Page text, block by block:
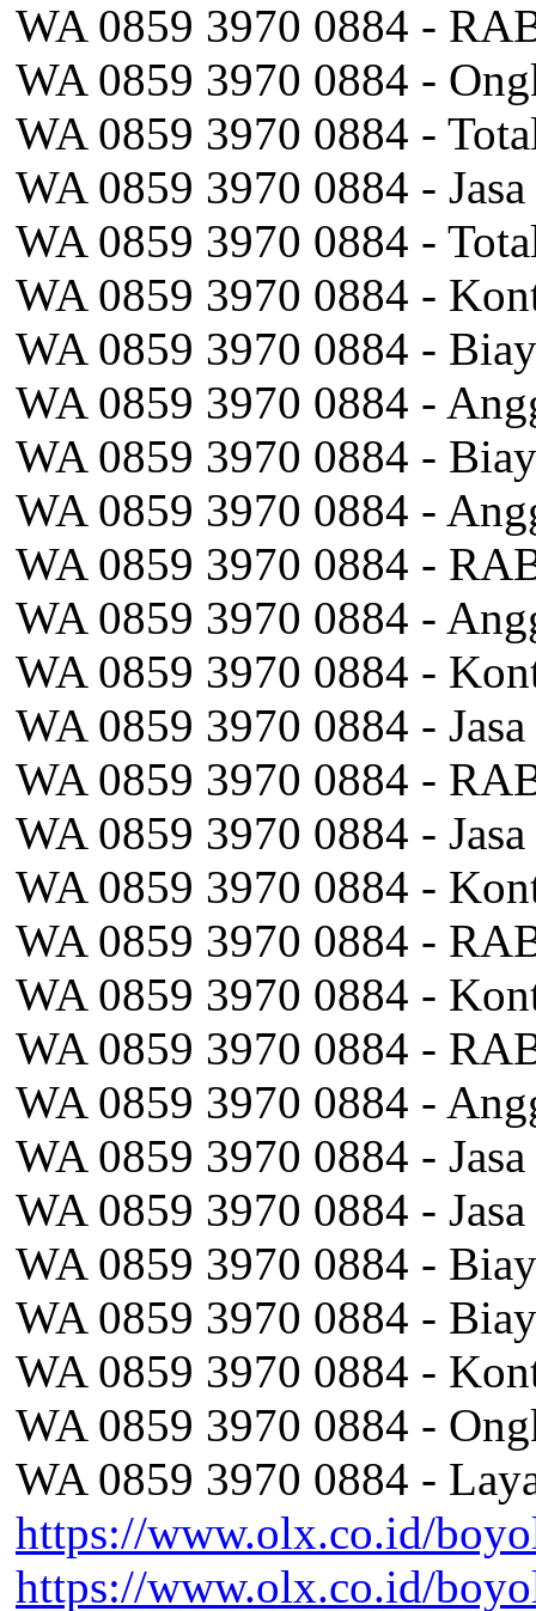
WA 0859 3970 0884 -
WA 0859 3970 0884 -
WA 0859 3970 0884 -
WA 0859 3970 0884 -
WA 0859 3970 0884 -
WA 0859 3970 0884 -
WA 0859 3970 0884 -
WA 0859 3970 0884 -
WA 0859 3970 0884 -
WA 0859 3970 0884 -
WA 0859 3970 0884 -
WA 0859 3970 0884 -
WA 0859 3970 0884 -
WA 0859 3970 0884 -
WA 0859 3970 0884 -
WA 0859 3970 0884 -
WA 0859 3970 0884 -
WA 0859 3970 0884 -
WA 0859 3970 0884 -
WA 0859 3970 0884 -
WA 0859 3970 0884 -
WA 0859 3970 0884 -
WA 0859 3970 0884 -
WA 0859 3970 0884 -
WA 0859 3970 0884 -
WA 0859 3970 0884 -
WA 0859 3970 0884 -
WA 0859 3970 0884 -
https://www.olx.co.id/
https://www.olx.co.id/